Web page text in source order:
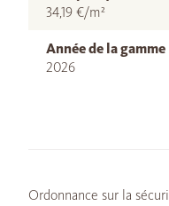
34,19 €/m²
Année de la gamme
2026
Ordonnance sur la